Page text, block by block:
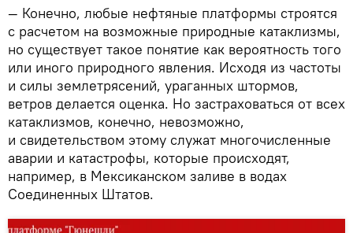
— Конечно, любые нефтяные платформы строятся
с расчетом на возможные природные катаклизмы,
но существует такое понятие как вероятность того
или иного природного явления. Исходя из частоты
и силы землетрясений, ураганных штормов,
ветров делается оценка. Но застраховаться от всех
катаклизмов, конечно, невозможно,
и свидетельством этому служат многочисленные
аварии и катастрофы, которые происходят,
например, в Мексиканском заливе в водах
Соединенных Штатов.